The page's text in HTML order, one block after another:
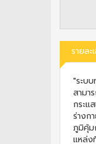
รายละ
"ระบ
สามา
กระแ
ร่างก
ภูมิคุ้ม
แหล่ง